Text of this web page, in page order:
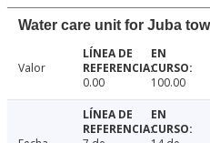
Water care unit for Juba
Valor
0.00
100.00